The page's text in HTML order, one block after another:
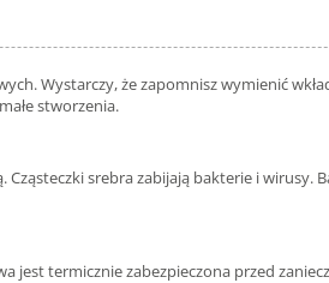
Wystarczy, że zapomnisz wymienić
stworzenia.
srebra zabijają bakterie i wirusy.
termicznie zabezpieczona przed